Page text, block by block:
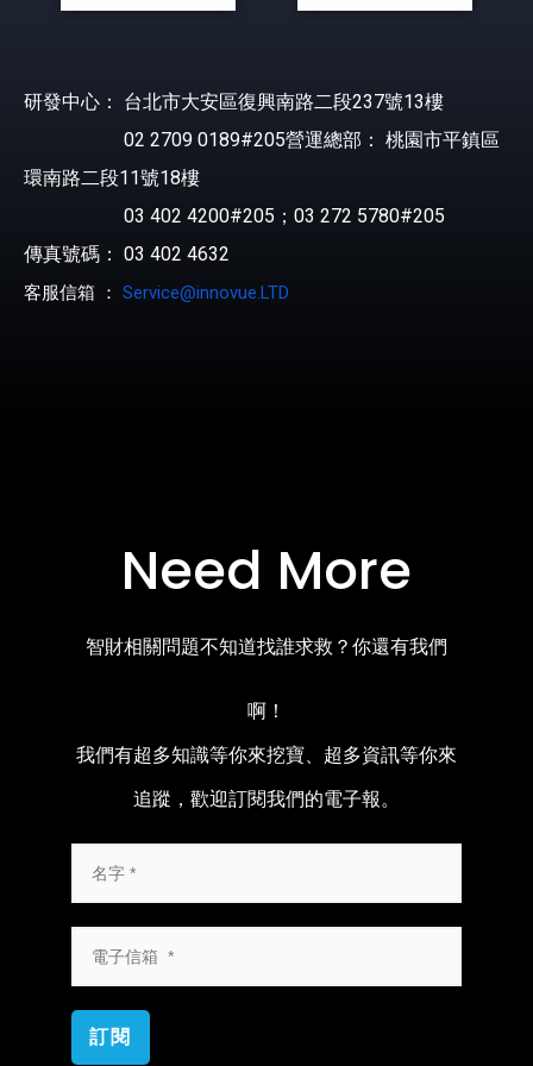
研發中心： 台北市大安區復興南路二段237號13樓
02 2709 0189#205營運總部： 桃園市平鎮區
環南路二段11號18樓
03 402 4200#205；03 272 5780#205
傳真號碼： 03 402 4632
客服信箱 ： Service@innovue.LTD
Need More
智財相關問題不知道找誰求救？你還有我們
啊！
我們有超多知識等你來挖寶、超多資訊等你來
追蹤，歡迎訂閱我們的電子報。
訂閱